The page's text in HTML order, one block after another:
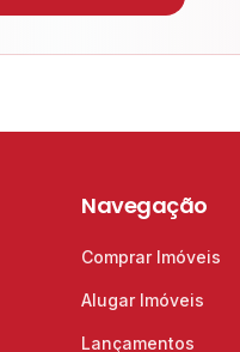
Navegação
Comprar Imóveis
Alugar Imóveis
Lançamentos